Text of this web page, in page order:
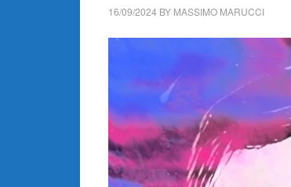
16/09/2024 BY MASSIMO MARUCCI